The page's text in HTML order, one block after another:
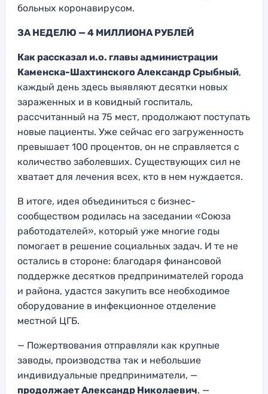
больных коронавирусом.
ЗА НЕДЕЛЮ — 4 МИЛЛИОНА РУБЛЕЙ
Как рассказал и.о. главы администрации
Каменска-Шахтинского Александр Срыбный,
каждый день здесь выявляют десятки новых
зараженных и в ковидный госпиталь,
рассчитанный на 75 мест, продолжают поступать
новые пациенты. Уже сейчас его загруженность
превышает 100 процентов, он не справляется с
количество заболевших. Существующих сил не
хватает для лечения всех, кто в нем нуждается.
В итоге, идея объединиться с бизнес-
сообществом родилась на заседании «Союза
работодателей», который уже многие годы
помогает в решение социальных задач. И те не
остались в стороне: благодаря финансовой
поддержке десятков предпринимателей города
и района, удастся закупить все необходимое
оборудование в инфекционное отделение
местной ЦГБ.
— Пожертвования отправляли как крупные
заводы, производства так и небольшие
индивидуальные предприниматели, —
продолжает Александр Николаевич. —